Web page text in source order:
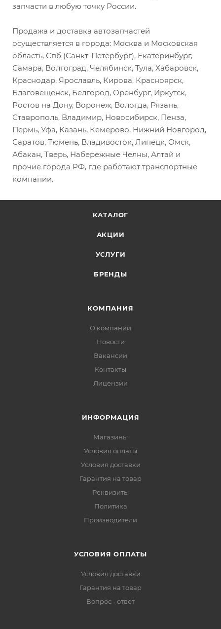
запчасти в любую точку России.
Продажа и доставка автозапчастей
осуществляется в города: Москва и Московская
область, Спб (Санкт-Петербург), Екатеринбург,
Самара, Волгоград, Челябинск, Тула, Хабаровск,
Краснодар, Ярославль, Кирова, Красноярск,
Благовещенск, Белгород, Оренбург, Иркутск,
Ростов на Дону, Воронеж, Вологда, Рязань,
Ставрополь, Владимир, Новосибирск, Пенза,
Пермь, Уфа, Казань, Кемерово, Нижний Новгород,
Саратов, Тюмень, Владивосток, Липецк, Омск,
Абакан, Тверь, Набережные Челны, Алтай и
прочие города РФ, где работают транспортные
компании.
КАТАЛОГ
АКЦИИ
УСЛУГИ
БРЕНДЫ
КОМПАНИЯ
О компании
Новости
Вакансии
Контакты
Лицензии
ИНФОРМАЦИЯ
Магазины
Условия оплаты
Условия доставки
Гарантия на товар
Реквизиты
Политика
Производители
УСЛОВИЯ ОПЛАТЫ
Условия доставки
Гарантия на товар
Вопрос - ответ